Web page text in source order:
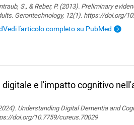
S., & Reber, P. (2013). Preliminary
Gerontechnology, 12(1). https://doi.org/
l'articolo completo su PubMed
e l'impatto cognitivo
Understanding Digital Dementia and
doi.org/10.7759/cureus.70029